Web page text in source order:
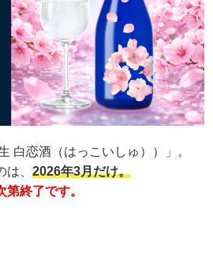
白恋酒（はっこいしゅ））」。
は、2026年3月だけ。
終了です。